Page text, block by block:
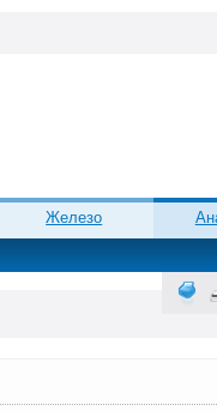
Железо